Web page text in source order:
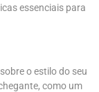
essenciais para
o estilo do seu
como um